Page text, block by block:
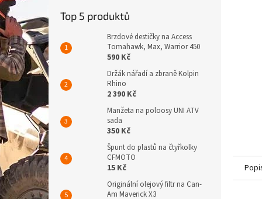
Top 5 produktů
Brzdové destičky na Access
Tomahawk, Max, Warrior 450
590 Kč
Držák nářadí a zbraně Kolpin
Rhino
2 390 Kč
Manžeta na poloosy UNI ATV
sada
350 Kč
Špunt do plastů na čtyřkolky
CFMOTO
15 Kč
Originální olejový filtr na Can-
Am Maverick X3